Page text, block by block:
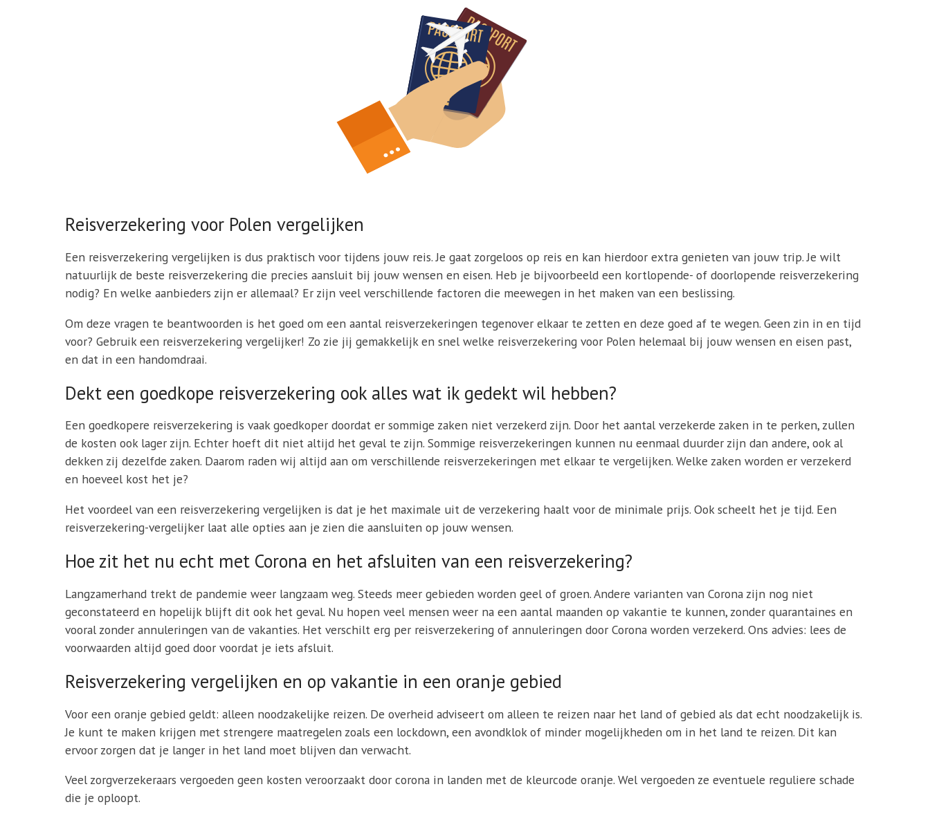
Reisverzekering voor Polen vergelijken
Een reisverzekering vergelijken is dus praktisch voor tijdens jouw reis. Je gaat zorgeloos op reis en kan hierdoor extra genieten van jouw trip. Je wilt
natuurlijk de beste reisverzekering die precies aansluit bij jouw wensen en eisen. Heb je bijvoorbeeld een kortlopende- of doorlopende reisverzekering
nodig? En welke aanbieders zijn er allemaal? Er zijn veel verschillende factoren die meewegen in het maken van een beslissing.
Om deze vragen te beantwoorden is het goed om een aantal reisverzekeringen tegenover elkaar te zetten en deze goed af te wegen. Geen zin in en tijd
voor? Gebruik een reisverzekering vergelijker! Zo zie jij gemakkelijk en snel welke reisverzekering voor Polen helemaal bij jouw wensen en eisen past,
en dat in een handomdraai.
Dekt een goedkope reisverzekering ook alles wat ik gedekt wil hebben?
Een goedkopere reisverzekering is vaak goedkoper doordat er sommige zaken niet verzekerd zijn. Door het aantal verzekerde zaken in te perken, zullen
de kosten ook lager zijn. Echter hoeft dit niet altijd het geval te zijn. Sommige reisverzekeringen kunnen nu eenmaal duurder zijn dan andere, ook al
dekken zij dezelfde zaken. Daarom raden wij altijd aan om verschillende reisverzekeringen met elkaar te vergelijken. Welke zaken worden er verzekerd
en hoeveel kost het je?
Het voordeel van een reisverzekering vergelijken is dat je het maximale uit de verzekering haalt voor de minimale prijs. Ook scheelt het je tijd. Een
reisverzekering-vergelijker laat alle opties aan je zien die aansluiten op jouw wensen.
Hoe zit het nu echt met Corona en het afsluiten van een reisverzekering?
Langzamerhand trekt de pandemie weer langzaam weg. Steeds meer gebieden worden geel of groen. Andere varianten van Corona zijn nog niet
geconstateerd en hopelijk blijft dit ook het geval. Nu hopen veel mensen weer na een aantal maanden op vakantie te kunnen, zonder quarantaines en
vooral zonder annuleringen van de vakanties. Het verschilt erg per reisverzekering of annuleringen door Corona worden verzekerd. Ons advies: lees de
voorwaarden altijd goed door voordat je iets afsluit.
Reisverzekering vergelijken en op vakantie in een oranje gebied
Voor een oranje gebied geldt: alleen noodzakelijke reizen. De overheid adviseert om alleen te reizen naar het land of gebied als dat echt noodzakelijk is.
Je kunt te maken krijgen met strengere maatregelen zoals een lockdown, een avondklok of minder mogelijkheden om in het land te reizen. Dit kan
ervoor zorgen dat je langer in het land moet blijven dan verwacht.
Veel zorgverzekeraars vergoeden geen kosten veroorzaakt door corona in landen met de kleurcode oranje. Wel vergoeden ze eventuele reguliere schade
die je oploopt.